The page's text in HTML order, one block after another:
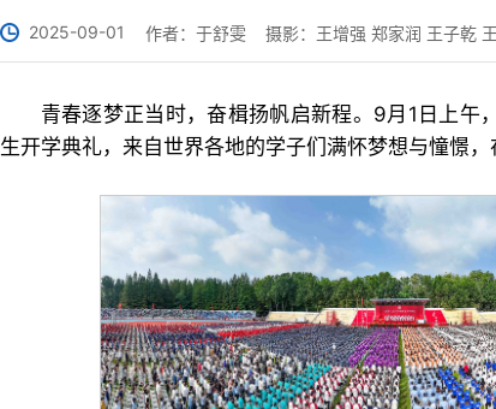
2025-09-01 作者：于舒雯 摄影：王增强 郑家润 王子乾
青春逐梦正当时，奋楫扬帆启新程。9月1日上午
生开学典礼，来自世界各地的学子们满怀梦想与憧憬，